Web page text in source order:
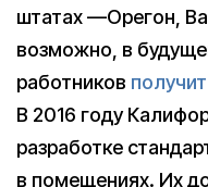
штатах —Орегон,
возможно, в
работников получит
В 2016 году
разработке
в помещениях. Их